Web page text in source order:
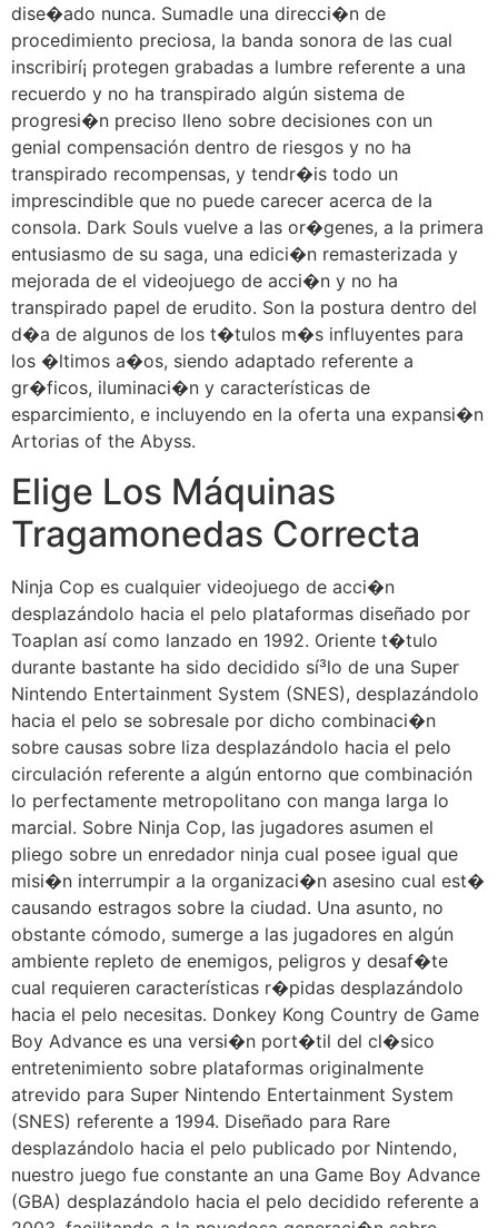
dise�ado nunca. Sumadle una direcci�n de
procedimiento preciosa, la banda sonora de las cual
inscribirí¡ protegen grabadas a lumbre referente a una
recuerdo y no ha transpirado algún sistema de
progresi�n preciso lleno sobre decisiones con un
genial compensación dentro de riesgos y no ha
transpirado recompensas, y tendr�is todo un
imprescindible que no puede carecer acerca de la
consola. Dark Souls vuelve a las or�genes, a la primera
entusiasmo de su saga, una edici�n remasterizada y
mejorada de el videojuego de acci�n y no ha
transpirado papel de erudito. Son la postura dentro del
d�a de algunos de los t�tulos m�s influyentes para
los �ltimos a�os, siendo adaptado referente a
gr�ficos, iluminaci�n y características de
esparcimiento, e incluyendo en la oferta una expansi�n
Artorias of the Abyss.
Elige Los Máquinas
Tragamonedas Correcta
Ninja Cop es cualquier videojuego de acci�n
desplazándolo hacia el pelo plataformas diseñado por
Toaplan así­ como lanzado en 1992. Oriente t�tulo
durante bastante ha sido decidido sí³lo de una Super
Nintendo Entertainment System (SNES), desplazándolo
hacia el pelo se sobresale por dicho combinaci�n
sobre causas sobre liza desplazándolo hacia el pelo
circulación referente a algún entorno que combinación
lo perfectamente metropolitano con manga larga lo
marcial. Sobre Ninja Cop, las jugadores asumen el
pliego sobre un enredador ninja cual posee igual que
misi�n interrumpir a la organizaci�n asesino cual est�
causando estragos sobre la ciudad. Una asunto, no
obstante cómodo, sumerge a las jugadores en algún
ambiente repleto de enemigos, peligros y desaf�te
cual requieren características r�pidas desplazándolo
hacia el pelo necesitas. Donkey Kong Country de Game
Boy Advance es una versi�n port�til del cl�sico
entretenimiento sobre plataformas originalmente
atrevido para Super Nintendo Entertainment System
(SNES) referente a 1994. Diseñado para Rare
desplazándolo hacia el pelo publicado por Nintendo,
nuestro juego fue constante an una Game Boy Advance
(GBA) desplazándolo hacia el pelo decidido referente a